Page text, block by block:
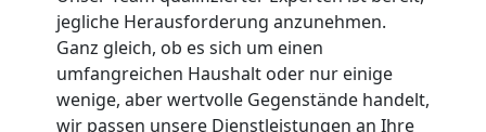
jegliche Herausforderung anzunehmen.
Ganz gleich, ob es sich um einen
umfangreichen Haushalt oder nur einige
wenige, aber wertvolle Gegenstände handelt,
wir passen unsere Dienstleistungen an Ihre
Neustadt
Küchenumzug